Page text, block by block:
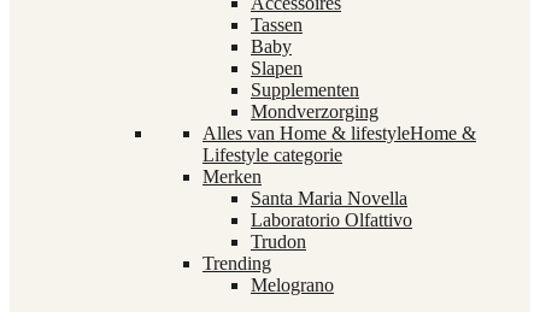
Tassen
Baby
Slapen
Supplementen
Mondverzorging
Alles van Home & lifestyleHome &
Lifestyle categorie
Merken
Santa Maria Novella
Laboratorio Olfattivo
Trudon
Trending
Melograno